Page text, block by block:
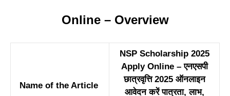
Online – Overview
Name of the Article
NSP Scholarship 2025
Apply Online – एनएसपी
छात्रवृत्ति 2025 ऑनलाइन
आवेदन करें पात्रता, लाभ,